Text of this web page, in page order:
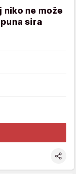
niko ne može
sira